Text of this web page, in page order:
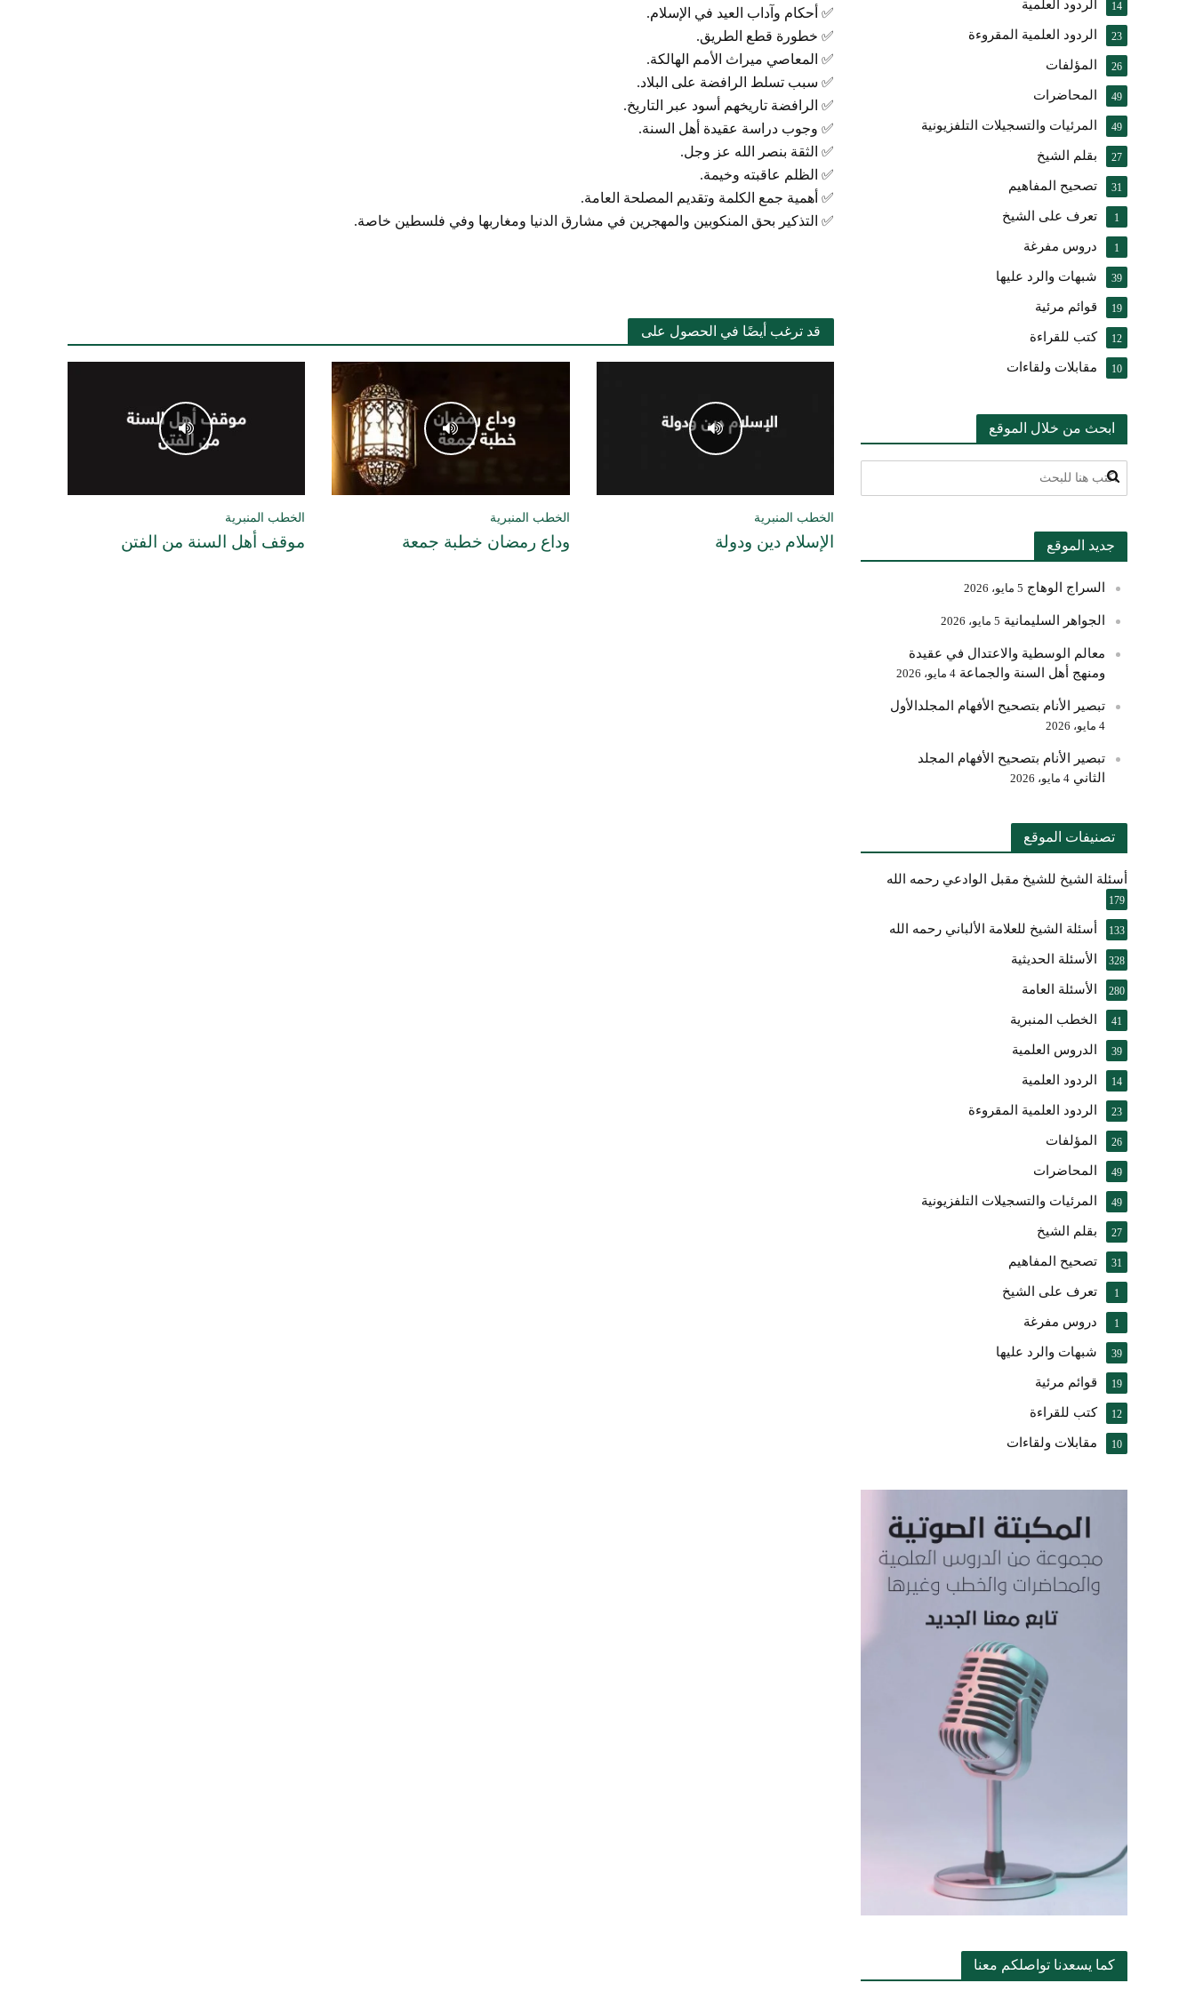
✅ أحكام وآداب العيد في الإسلام.
✅ خطورة قطع الطريق.
✅ المعاصي ميراث الأمم الهالكة.
✅ سبب تسلط الرافضة على البلاد.
✅ الرافضة تاريخهم أسود عبر التاريخ.
✅ وجوب دراسة عقيدة أهل السنة.
✅ الثقة بنصر الله عز وجل.
✅ الظلم عاقبته وخيمة.
✅ أهمية جمع الكلمة وتقديم المصلحة العامة.
✅ التذكير بحق المنكوبين والمهجرين في مشارق الدنيا ومغاربها وفي فلسطين خاصة.
قد ترغب أيضًا في الحصول على
الخطب المنبرية
الإسلام دين ودولة
الخطب المنبرية
وداع رمضان خطبة جمعة
الخطب المنبرية
موقف أهل السنة من الفتن
الردود العلمية 14
الردود العلمية المقروءة 23
المؤلفات 26
المحاضرات 49
المرئيات والتسجيلات التلفزيونية 49
بقلم الشيخ 27
تصحيح المفاهيم 31
تعرف على الشيخ 1
دروس مفرغة 1
شبهات والرد عليها 39
قوائم مرئية 19
كتب للقراءة 12
مقابلات ولقاءات 10
ابحث من خلال الموقع
جديد الموقع
السراج الوهاج 5 مايو، 2026
الجواهر السليمانية 5 مايو، 2026
معالم الوسطية والاعتدال في عقيدة
ومنهج أهل السنة والجماعة 4 مايو، 2026
تبصير الأنام بتصحيح الأفهام المجلدالأول
4 مايو، 2026
تبصير الأنام بتصحيح الأفهام المجلد
الثاني 4 مايو، 2026
تصنيفات الموقع
أسئلة الشيخ للشيخ مقبل الوادعي رحمه الله
179
أسئلة الشيخ للعلامة الألباني رحمه الله 133
الأسئلة الحديثية 328
الأسئلة العامة 280
الخطب المنبرية 41
الدروس العلمية 39
الردود العلمية 14
الردود العلمية المقروءة 23
المؤلفات 26
المحاضرات 49
المرئيات والتسجيلات التلفزيونية 49
بقلم الشيخ 27
تصحيح المفاهيم 31
تعرف على الشيخ 1
دروس مفرغة 1
شبهات والرد عليها 39
قوائم مرئية 19
كتب للقراءة 12
مقابلات ولقاءات 10
كما يسعدنا تواصلكم معنا